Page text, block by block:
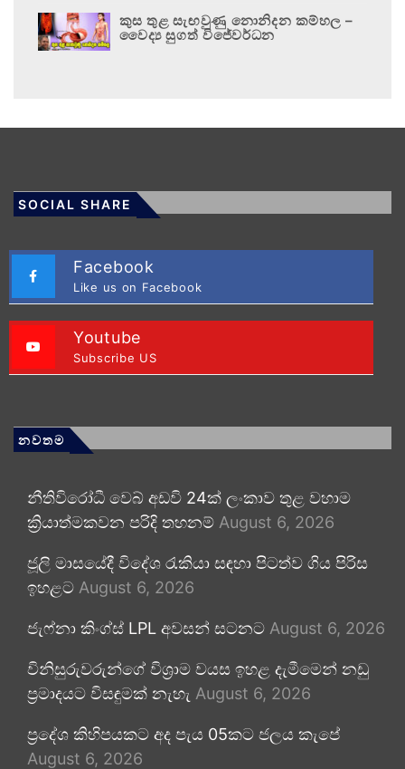
කුස තුළ සැඟවුණු නොනිදන කම්හල –
වෛද්‍ය සුගත් විජේවර්ධන
SOCIAL SHARE
Facebook
Like us on Facebook
Youtube
Subscribe US
නවතම
නීතිවිරෝධී වෙබ් අඩවි 24ක් ලංකාව තුළ වහාම
ක්‍රියාත්මකවන පරිදි තහනම් August 6, 2026
ජූලි මාසයේදී විදේශ රැකියා සඳහා පිටත්ව ගිය පිරිස
ඉහළට August 6, 2026
ජැෆ්නා කිංග්ස් LPL අවසන් සටනට August 6, 2026
විනිසුරුවරුන්ගේ විශ්‍රාම වයස ඉහළ දැමීමෙන් නඩු
ප්‍රමාදයට විසඳුමක් නැහැ August 6, 2026
ප්‍රදේශ කිහිපයකට අද පැය 05කට ජලය කැපේ
August 6, 2026